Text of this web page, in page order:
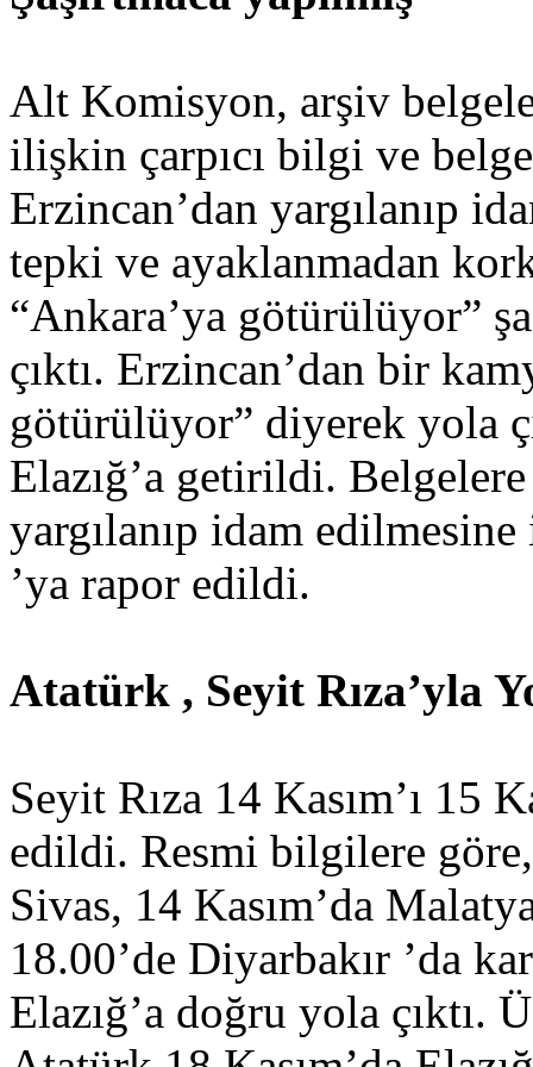
Alt Komisyon, arşiv
ilişkin çarpıcı bilgi ve
Erzincan’dan yargılanıp
tepki ve ayaklanmadan
“Ankara’ya götürülüyor”
çıktı. Erzincan’dan bir
götürülüyor” diyerek yola
Elazığ’a getirildi. Belgelere
yargılanıp idam
’ya rapor edildi.
Atatürk , Seyit Rıza’yla
Seyit Rıza 14 Kasım’ı 15
edildi. Resmi bilgilere
Sivas, 14 Kasım’da
18.00’de Diyarbakır ’da
Elazığ’a doğru yola